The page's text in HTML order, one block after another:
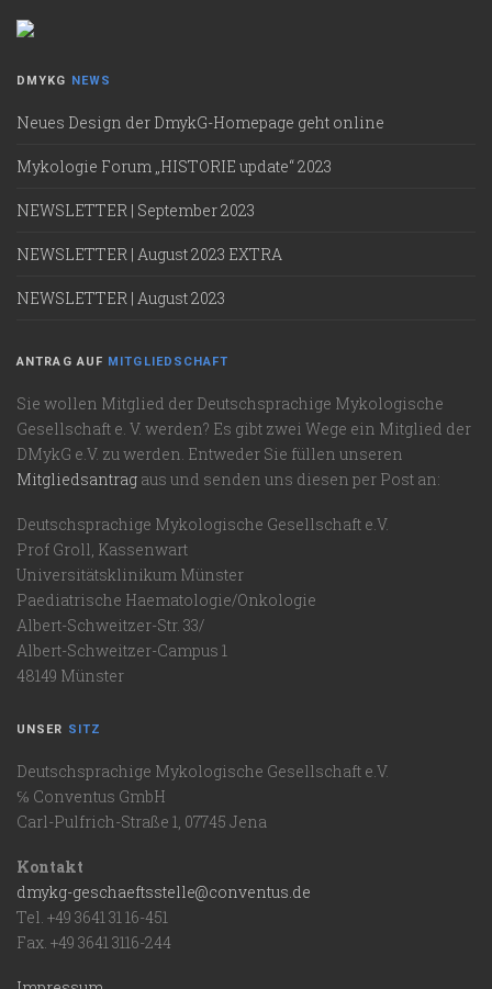
DMYKG NEWS
Neues Design der DmykG-Homepage geht online
Mykologie Forum „HISTORIE update“ 2023
NEWSLETTER | September 2023
NEWSLETTER | August 2023 EXTRA
NEWSLETTER | August 2023
ANTRAG AUF MITGLIEDSCHAFT
Sie wollen Mitglied der Deutschsprachige Mykologische
Gesellschaft e. V. werden? Es gibt zwei Wege ein Mitglied der
DMykG e.V. zu werden. Entweder Sie füllen unseren
Mitgliedsantrag aus und senden uns diesen per Post an:
Deutschsprachige Mykologische Gesellschaft e.V.
Prof Groll, Kassenwart
Universitätsklinikum Münster
Paediatrische Haematologie/Onkologie
Albert-Schweitzer-Str. 33/
Albert-Schweitzer-Campus 1
48149 Münster
UNSER SITZ
Deutschsprachige Mykologische Gesellschaft e.V.
℅ Conventus GmbH
Carl-Pulfrich-Straße 1, 07745 Jena
Kontakt
dmykg-geschaeftsstelle@conventus.de
Tel. +49 3641 31 16-451
Fax. +49 3641 3116-244